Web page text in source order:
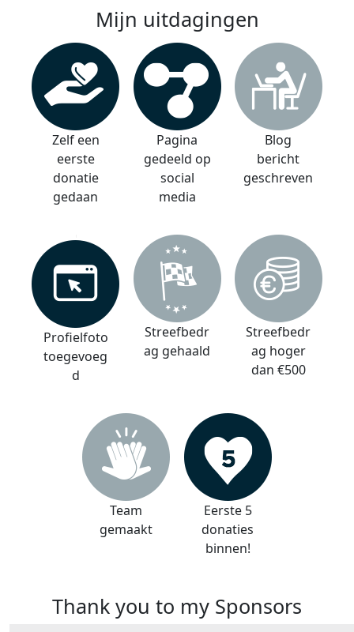
Mijn uitdagingen
Zelf een
eerste
donatie
gedaan
Pagina
gedeeld op
social
media
Blog
bericht
geschreven
Profielfoto
toegevoeg
d
Streefbedr
ag gehaald
Streefbedr
ag hoger
dan €500
Team
gemaakt
Eerste 5
donaties
binnen!
Thank you to my Sponsors